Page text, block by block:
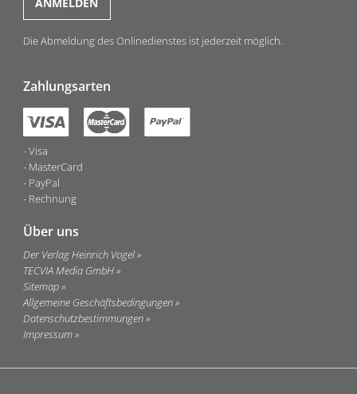
Die Abmeldung des Onlinedienstes ist jederzeit möglich.
Zahlungsarten
Visa
MasterCard
PayPal
Rechnung
Über uns
Der Verlag Heinrich Vogel
TECVIA Media GmbH
Sitemap
Allgemeine Geschäftsbedingungen
Datenschutzbestimmungen
Impressum